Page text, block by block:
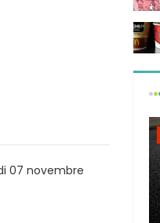
07 novembre